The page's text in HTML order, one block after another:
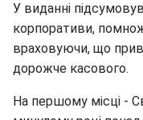
У виданні
корпоративи,
враховуючи, що
дорожче касового.
На першому місці -